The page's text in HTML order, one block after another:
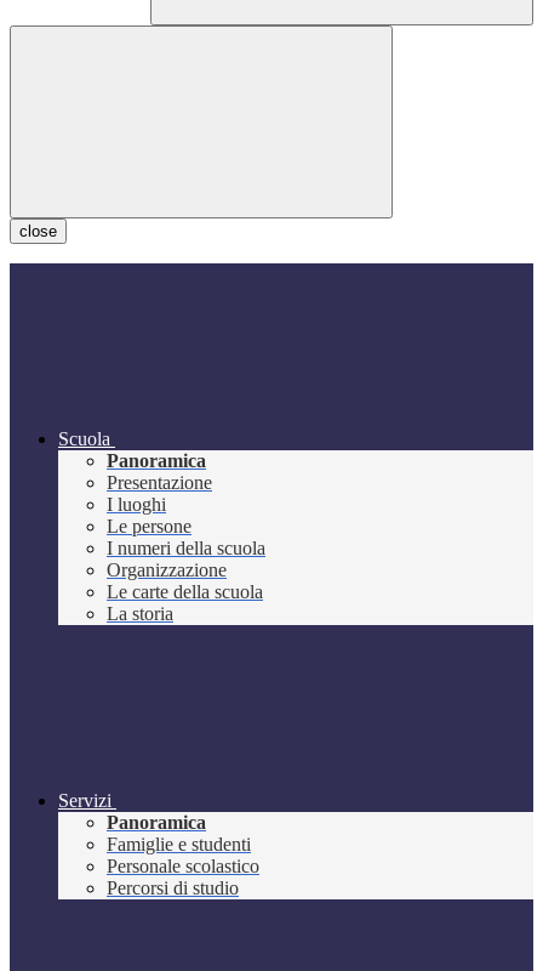
close
Scuola
Panoramica
Presentazione
I luoghi
Le persone
I numeri della scuola
Organizzazione
Le carte della scuola
La storia
Servizi
Panoramica
Famiglie e studenti
Personale scolastico
Percorsi di studio